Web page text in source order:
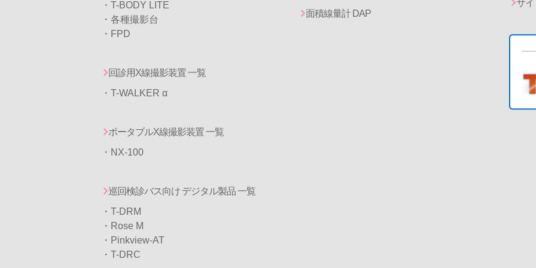
・T-BODY LITE
・各種撮影台
・FPD
回診用X線撮影装置 一覧
・T-WALKER α
ポータブルX線撮影装置 一覧
・NX-100
巡回検診バス向け デジタル製品 一覧
・T-DRM
・ Rose M
・ Pinkview-AT
・T-DRC
面積線量計 DAP
サ